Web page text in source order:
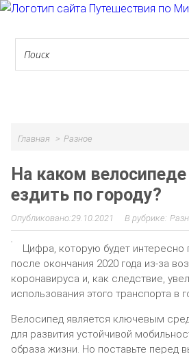
Главная Разное
На каком
ездить по городу?
29.10.2021
Цифра, которую будет интересно
после окончания 2020 года из-за
коронавируса и, как следствие,
использования этого транспорта в
Велосипед является ключевым
для развития устойчивой
образа жизни. Но поставьте перед